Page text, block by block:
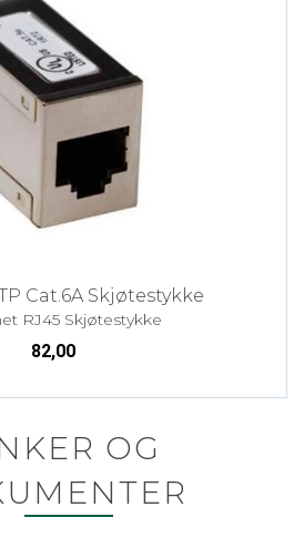
Cat.6A Skjøtestykke
RJ45 Skjøtestykke
82,00
OG